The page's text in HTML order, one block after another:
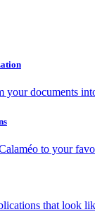
your documents
to your
that look